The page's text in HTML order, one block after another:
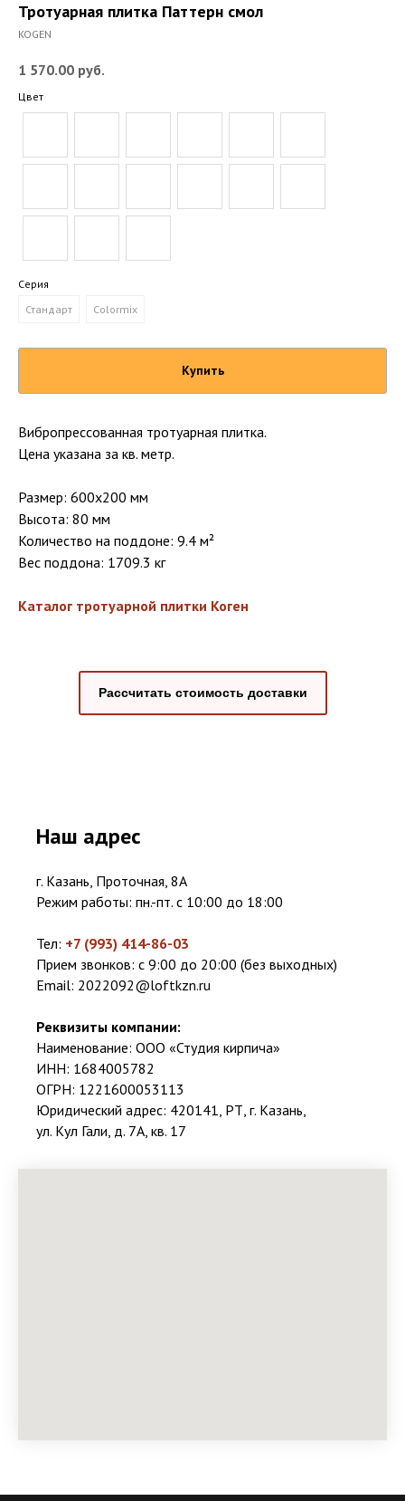
Тротуарная плитка Паттерн смол
KOGEN
1 570.00 руб.
Цвет
Серия
Стандарт
Colormix
Купить
Вибропрессованная тротуарная плитка.
Цена указана за кв. метр.
Размер: 600х200 мм
Высота: 80 мм
Количество на поддоне: 9.4 м²
Вес поддона: 1709.3 кг
Каталог тротуарной плитки Коген
Рассчитать стоимость доставки
Наш адрес
г. Казань, Проточная, 8А
Режим работы: пн.-пт. с 10:00 до 18:00
Тел: +7 (993) 414-86-03
Прием звонков: с 9:00 до 20:00 (без выходных)
Email: 2022092@loftkzn.ru
Реквизиты компании:
Наименование: ООО «Студия кирпича»
ИНН: 1684005782
ОГРН: 1221600053113
Юридический адрес: 420141, РТ, г. Казань,
ул. Кул Гали, д. 7А, кв. 17